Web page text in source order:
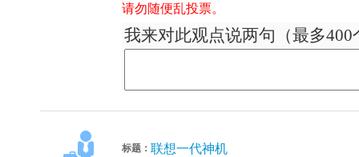
请勿随便乱投票。
我来对此观点说两句（最多400
标题： 联想一代神机